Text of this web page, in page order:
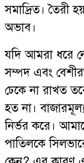
সমাদ্রিত। তৈরী
অভাব।
যদি আমরা ধরে
সম্পদ এবং
ঢেকে না রাখত
হত না।
নির্ভর করে।
পাতিলকে